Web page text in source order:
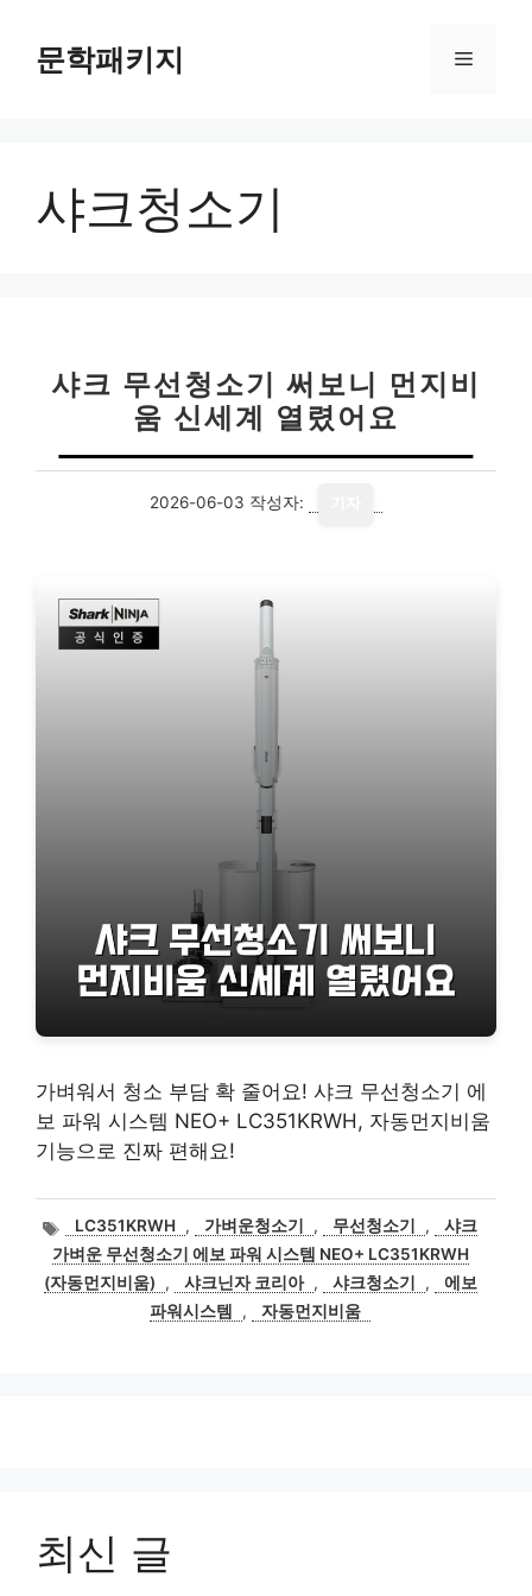
문학패키지 메
샤크청소기
샤크 무선청소기 써보니 먼지비
움 신세계 열렸어요
2026-06-03 작성자:
가벼워서 청소 부담 확 줄어요! 샤크 무선청소기 에
보 파워 시스템 NEO+ LC351KRWH, 자동먼지비움
기능으로 진짜 편해요!
태
그
LC351KRWH , 가벼운청소기 , 무선청소기 ,
샤크
가벼운 무선청소기 에보 파워 시스템 NEO+ LC351KRWH
(자동먼지비움)
, 샤크닌자 코리아 , 샤크청소기 ,
에보
파워시스템
, 자동먼지비움
최신 글